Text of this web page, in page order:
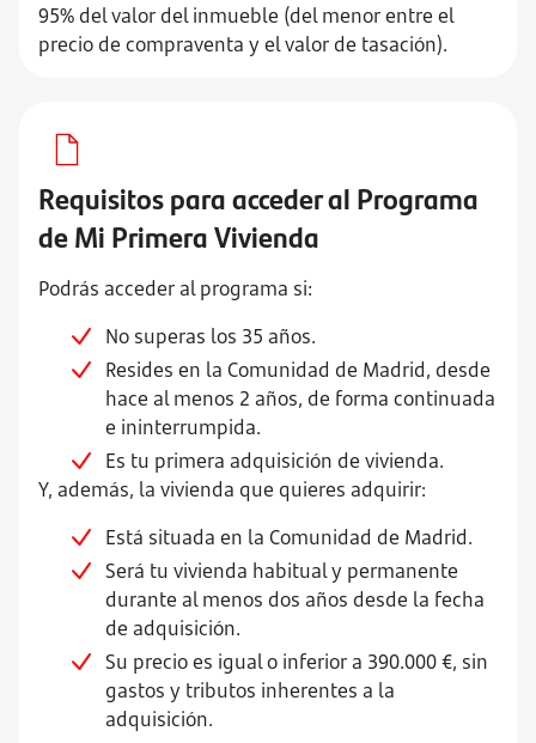
95% del valor del inmueble (del menor entre el
precio de compraventa y el valor de tasación).
Requisitos para acceder al Programa
de Mi Primera Vivienda
Podrás acceder al programa si:
No superas los 35 años.
Resides en la Comunidad de Madrid, desde
hace al menos 2 años, de forma continuada
e ininterrumpida.
Es tu primera adquisición de vivienda.
Y, además, la vivienda que quieres adquirir:
Está situada en la Comunidad de Madrid.
Será tu vivienda habitual y permanente
durante al menos dos años desde la fecha
de adquisición.
Su precio es igual o inferior a 390.000 €, sin
gastos y tributos inherentes a la
adquisición.